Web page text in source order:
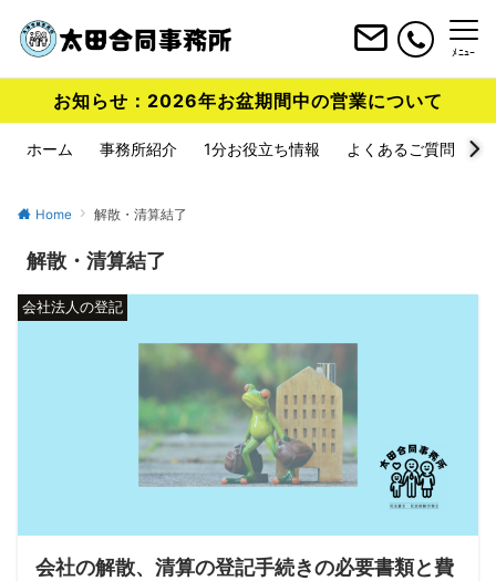
ﾒﾆｭｰ
お知らせ：2026年お盆期間中の営業について
ホーム 事務所紹介 1分お役立ち情報 よくあるご質問
Home 解散・清算結了
解散・清算結了
会社法人の登記
会社の解散、清算の登記手続きの必要書類と費